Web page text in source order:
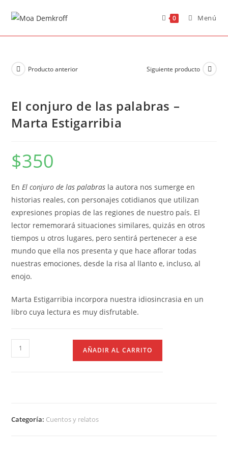
0 Menú
Producto anterior Siguiente producto
El conjuro de las palabras –
Marta Estigarribia
$350
En El conjuro de las palabras la autora nos sumerge en
historias reales, con personajes cotidianos que utilizan
expresiones propias de las regiones de nuestro país. El
lector rememorará situaciones similares, quizás en otros
tiempos u otros lugares, pero sentirá pertenecer a ese
mundo que ella nos presenta y que hace aflorar todas
nuestras emociones, desde la risa al llanto e, incluso, al
enojo.
Marta Estigarribia incorpora nuestra idiosincrasia en un
libro cuya lectura es muy disfrutable.
AÑADIR AL CARRITO
Categoría: Cuentos y relatos